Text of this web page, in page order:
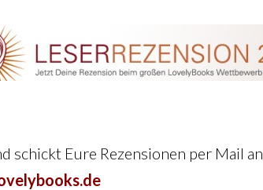
schickt Eure Rezensionen per Mail an